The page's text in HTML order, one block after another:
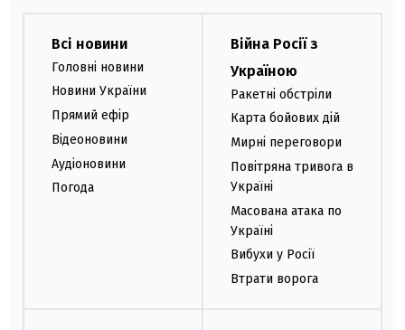
Всі новини
Головні новини
Новини України
Прямий ефір
Відеоновини
Аудіоновини
Погода
Війна Росії з
Україною
Ракетні обстріли
Карта бойових дій
Мирні переговори
Повітряна тривога в
Україні
Масована атака по
Україні
Вибухи у Росії
Втрати ворога